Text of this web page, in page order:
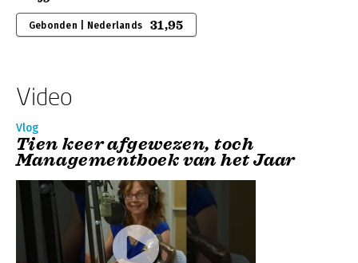
Gebonden | Nederlands 31,95
Video
Vlog
Tien keer afgewezen, toch
Managementboek van het Jaar